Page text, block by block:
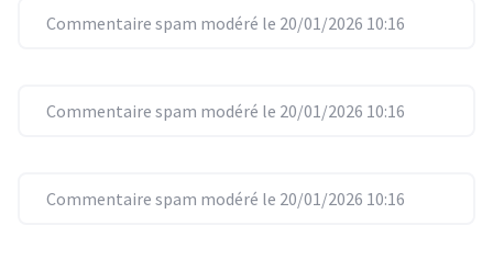
Commentaire spam modéré le 20/01/2026 10:16
Commentaire spam modéré le 20/01/2026 10:16
Commentaire spam modéré le 20/01/2026 10:16